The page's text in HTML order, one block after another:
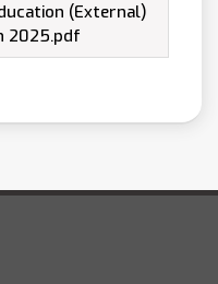
(External)
2025.pdf